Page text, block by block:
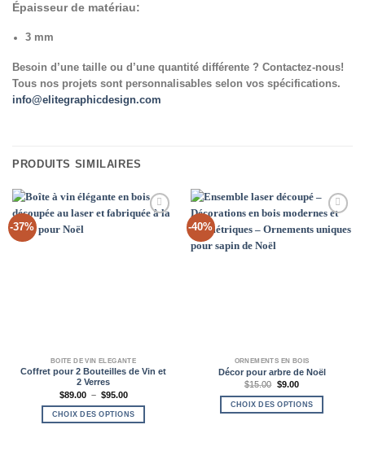
Épaisseur de matériau:
3 mm
Besoin d’une taille ou d’une quantité différente ? Contactez-nous!
Tous nos projets sont personnalisables selon vos spécifications.
info@elitegraphicdesign.com
PRODUITS SIMILAIRES
-37%
BOÎTE DE VIN ÉLÉGANTE
Coffret pour 2 Bouteilles de Vin et
2 Verres
$89.00 – $95.00Plage
prix :
$89.00
à
CHOIX DES OPTIONS
-40%
Wishlist
ORNEMENTS EN BOIS
Décor pour arbre de Noël
$15.00 Le
initial
était :
$15.00.
$9.00Le
actuel
est :
$9.00.
CHOIX DES OPTIONS